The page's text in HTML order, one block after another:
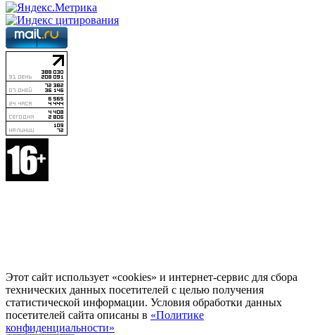
Этот сайт использует «cookies» и интернет-сервис для сбора
технических данных посетителей с целью получения
статистической информации. Условия обработки данных
посетителей сайта описаны в «Политике
конфиденциальности»